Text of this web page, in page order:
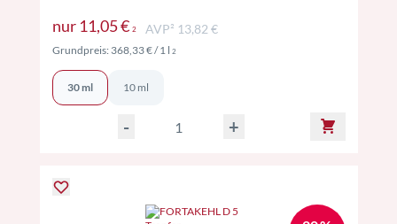
nur 11,05 € 2Preise inkl. MwSt. ggf. zzgl. Versand
AVP² 13,82 €
Grundpreis: 368,33 €/ 1 l 2Preise inkl. MwSt. ggf. zzgl. Versand
30 ml 10 ml
- +